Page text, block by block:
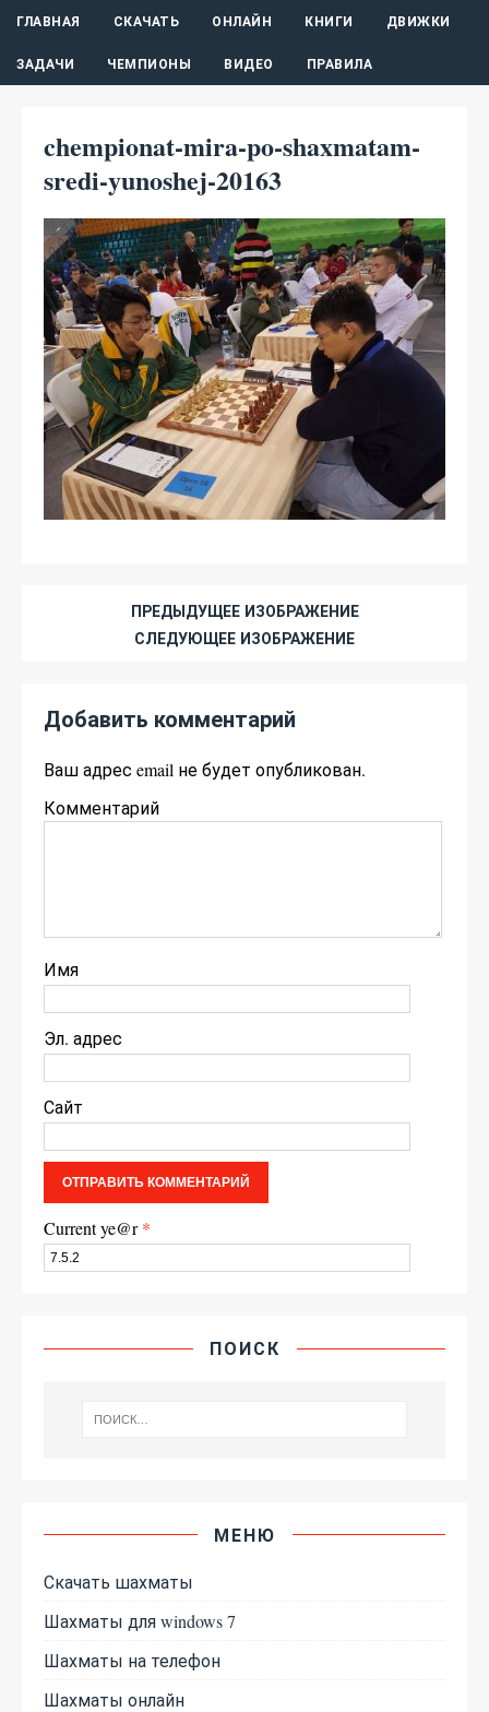
ГЛАВНАЯ СКАЧАТЬ ОНЛАЙН КНИГИ ДВИЖКИ
ЗАДАЧИ ЧЕМПИОНЫ ВИДЕО ПРАВИЛА
chempionat-mira-po-shaxmatam-
sredi-yunoshej-20163
ПРЕДЫДУЩЕЕ ИЗОБРАЖЕНИЕ
СЛЕДУЮЩЕЕ ИЗОБРАЖЕНИЕ
Добавить комментарий
Ваш адрес email не будет опубликован.
Комментарий
Имя
Эл. адрес
Сайт
Current ye@r*
ПОИСК
МЕНЮ
Скачать шахматы
Шахматы для windows 7
Шахматы на телефон
Шахматы онлайн